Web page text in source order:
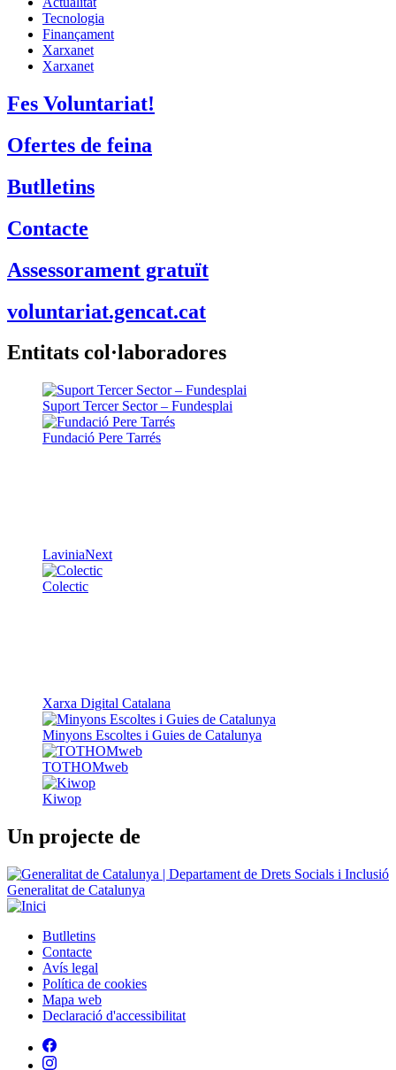
Tecnologia
Finançament
Xarxanet
Xarxanet
Fes Voluntariat!
Ofertes de feina
Butlletins
Contacte
Assessorament gratuït
voluntariat.gencat.cat
Entitats col·laboradores
Suport Tercer Sector – Fundesplai
Fundació Pere Tarrés
LaviniaNext
Colectic
Kiwop
Un projecte de
Generalitat de Catalunya
Peu
Butlletins
Contacte
Avís legal
Política de cookies
Mapa web
Declaració d'accessibilitat